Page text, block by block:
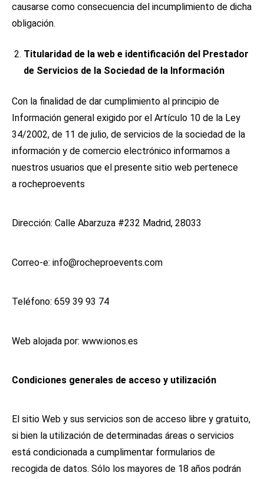
causarse como consecuencia del incumplimiento de dicha
obligación.
Titularidad de la web e identificación del Prestador
de Servicios de la Sociedad de la Información
Con la finalidad de dar cumplimiento al principio de
Información general exigido por el Artículo 10 de la Ley
34/2002, de 11 de julio, de servicios de la sociedad de la
información y de comercio electrónico informamos a
nuestros usuarios que el presente sitio web pertenece
a rocheproevents
Dirección: Calle Abarzuza #232 Madrid, 28033
Correo-e: info@rocheproevents.com
Teléfono: 659 39 93 74
Web alojada por: www.ionos.es
Condiciones generales de acceso y utilización
El sitio Web y sus servicios son de acceso libre y gratuito,
si bien la utilización de determinadas áreas o servicios
está condicionada a cumplimentar formularios de
recogida de datos. Sólo los mayores de 18 años podrán